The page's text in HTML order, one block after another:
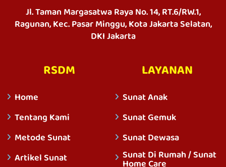
Jl. Taman Margasatwa Raya No. 14, RT.6/RW.1,
Ragunan, Kec. Pasar Minggu, Kota Jakarta Selatan,
DKI Jakarta
RSDM
Home
Tentang Kami
Metode Sunat
Artikel Sunat
LAYANAN
Sunat Anak
Sunat Gemuk
Sunat Dewasa
Sunat Di Rumah / Sunat
Home Care